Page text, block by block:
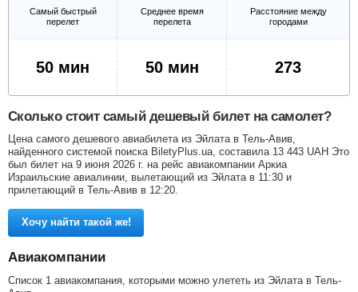
Самый быстрый
перелет
Среднее время
перелета
Расстояние между
городами
50 мин 50 мин 273
Сколько стоит самый дешевый билет на самолет?
Цена самого дешевого авиабилета из Эйлата в Тель-Авив,
найденного системой поиска BiletyPlus.ua, составила 13 443 UAH Это
был билет на 9 июня 2026 г. на рейс авиакомпании Аркиа
Израильские авиалинии, вылетающий из Эйлата в 11:30 и
прилетающий в Тель-Авив в 12:20.
Хочу найти такой же!
Авиакомпании
Список 1 авиакомпания, которыми можно улететь из Эйлата в Тель-